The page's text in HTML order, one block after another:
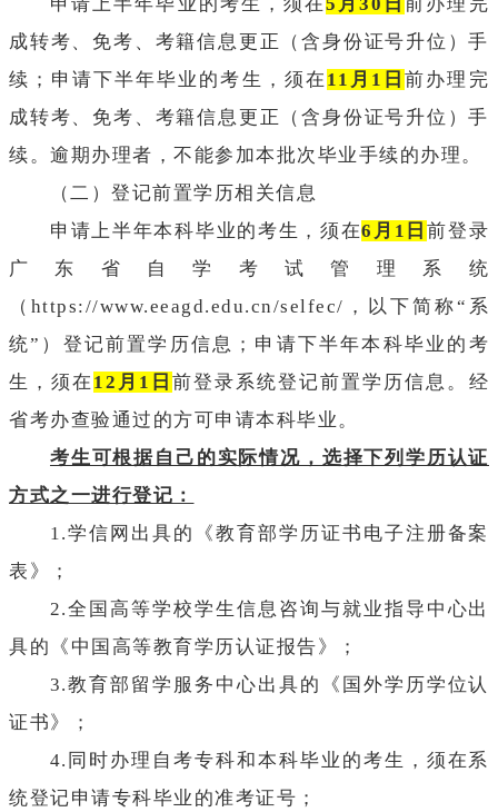
成转考、免考、考籍信息更正（含身份证号升位）手
续；申请下半年毕业的考生，须在 11月1日前办理完
成转考、免考、考籍信息更正（含身份证号升位）手
续。逾期办理者，不能参加本批次毕业手续的办理。
（二）登记前置学历相关信息
申请上半年本科毕业的考生，须在6月1日前登录
广东省自学考试管理系统
（https://www.eeagd.edu.cn/selfec/，以下简称“系
统”）登记前置学历信息；申请下半年本科毕业的考
生，须在 12月1日 前登录系统登记前置学历信息。经
省考办查验通过的方可申请本科毕业。
考生可根据自己的实际情况，选择下列学历认证
方式之一进行登记：
1.学信网出具的《教育部学历证书电子注册备案
表》；
2.全国高等学校学生信息咨询与就业指导中心出
具的《中国高等教育学历认证报告》；
3.教育部留学服务中心出具的《国外学历学位认
证书》；
4.同时办理自考专科和本科毕业的考生，须在系
统登记申请专科毕业的准考证号；